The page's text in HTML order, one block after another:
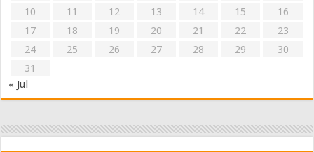
10
11 12 13 14 15
16
17
18 19 20 21 22
23
24
25 26 27 28 29
30
31
« Jul